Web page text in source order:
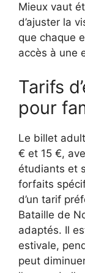
Mieux vaut
d’ajuster la
que chaque
accès à une
Tarifs
pour
Le billet
€ et 15 €,
étudiants et
forfaits
d’un tarif
Bataille de
adaptés. Il
estivale,
peut